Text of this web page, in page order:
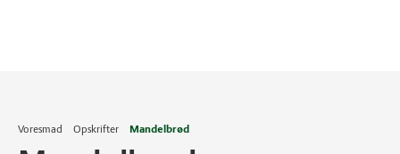
Voresmad Opskrifter Mandelbrød